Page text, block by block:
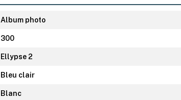
Album photo
300
Ellypse 2
Bleu clair
Blanc